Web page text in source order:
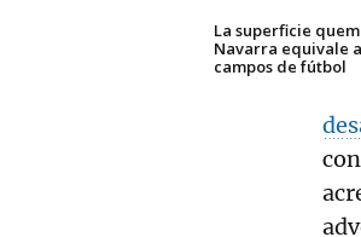
La superficie
Navarra equivale a
campos de fútbol